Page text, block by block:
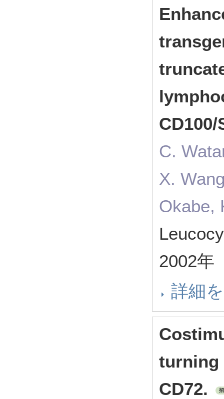
C.
X.
Okabe,
2002年
詳細
turning
CD72.